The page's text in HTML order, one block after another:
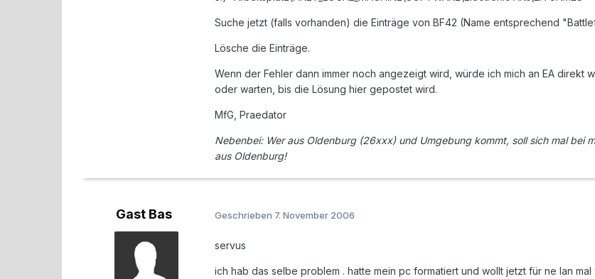
Suche jetzt (falls vorhanden) die Einträge von BF42 (Name entsprechend
Lösche die Einträge.
Wenn der Fehler dann immer noch angezeigt wird, würde ich mich an EA direkt
oder warten, bis die Lösung hier gepostet wird.
MfG, Praedator
Nebenbei: Wer aus Oldenburg (26xxx) und Umgebung kommt, soll sich mal bei
aus Oldenburg!
Gast Bas Geschrieben 7. November 2006
servus
ich hab das selbe problem . hatte mein pc formatiert und wollt jetzt für ne lan